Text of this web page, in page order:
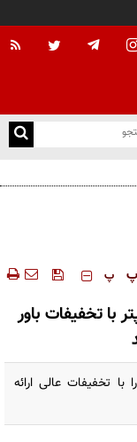
‍‍‍ پ پ
با تخفیفات باور
را با تخفیفات عالی ارائه